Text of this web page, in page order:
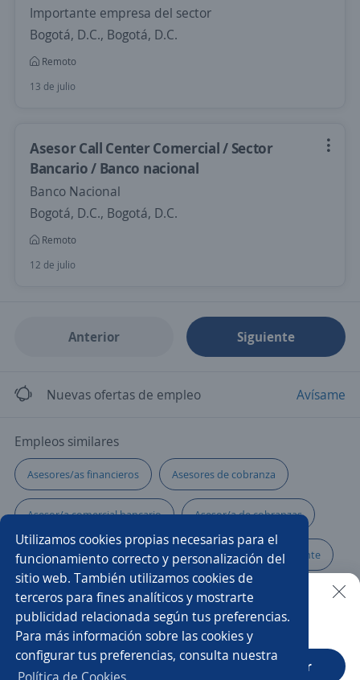
Utilizamos cookies propias necesarias para el
funcionamiento correcto y personalización del
sitio web. También utilizamos cookies de
terceros para fines analíticos y mostrarte
publicidad relacionada según tus preferencias.
Para más información sobre las cookies y
configurar tus preferencias, consulta nuestra
Importante empresa del sector
Bogotá, D.C., Bogotá, D.C.
Remoto
13 de julio
Asesor Call Center Comercial / Sector
Bancario / Banco nacional
Banco Nacional
Bogotá, D.C., Bogotá, D.C.
Remoto
12 de julio
Anterior Siguiente
Nuevas ofertas de empleo Avísame
Empleos similares
Asesores/as financieros Asesores de cobranza
Asesor/a comercial bancario Asesor/a de cobranzas
Agente ventas telemarketing Asesor/a servicio al cliente
Call center Asesor/a Asesor/a de cartera
Asesor/a comercial de libranza Cajero/a vendedor
Especialista en cobranza
Buscar es más fácil en la app
CT App Abrir